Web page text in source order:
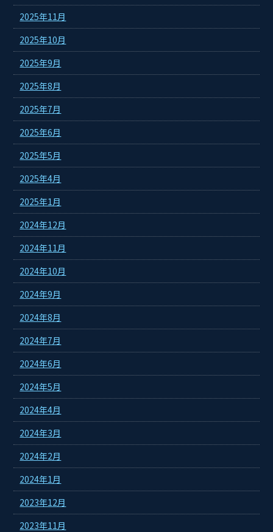
2025年11月
2025年10月
2025年9月
2025年8月
2025年7月
2025年6月
2025年5月
2025年4月
2025年1月
2024年12月
2024年11月
2024年10月
2024年9月
2024年8月
2024年7月
2024年6月
2024年5月
2024年4月
2024年3月
2024年2月
2024年1月
2023年12月
2023年11月